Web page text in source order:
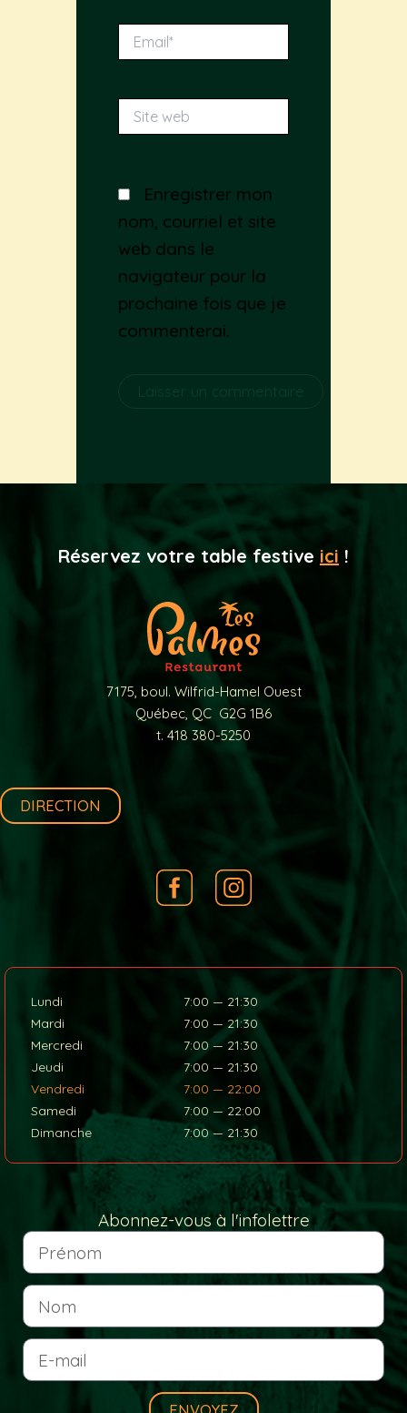
Email*
Site
web
Enregistrer mon
nom, courriel et site
web dans le
navigateur pour la
prochaine fois que je
commenterai.
Réservez votre table festive ici !
7175, boul. Wilfrid-Hamel Ouest
Québec, QC G2G 1B6
t. 418 380-5250
DIRECTION
Lundi
7:00 — 21:30
Mardi
7:00 — 21:30
Mercredi
7:00 — 21:30
Jeudi
7:00 — 21:30
Vendredi
7:00 — 22:00
Samedi
7:00 — 22:00
Dimanche
7:00 — 21:30
Abonnez-vous à l'infolettre